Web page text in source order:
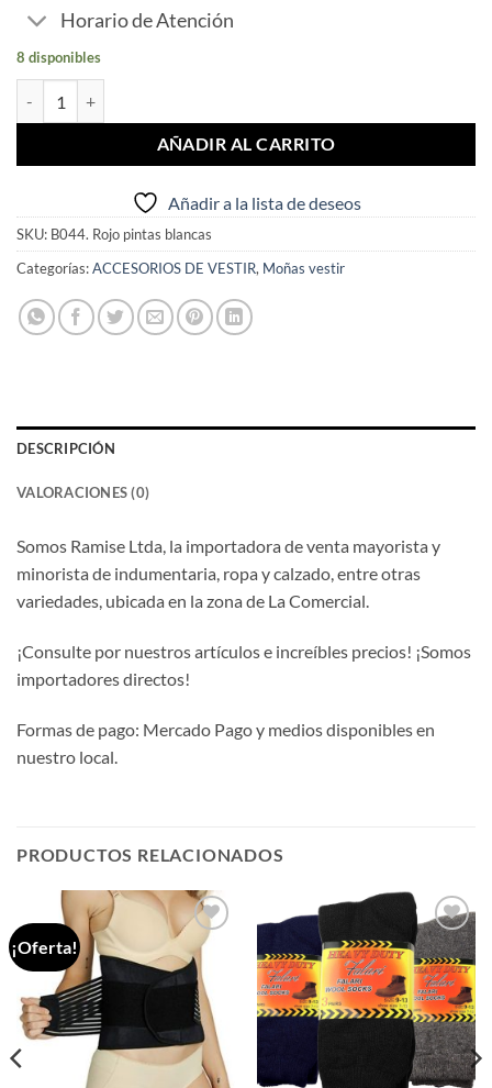
Horario de Atención
8 disponibles
AÑADIR AL CARRITO
Añadir a la lista de deseos
SKU: B044. Rojo pintas blancas
Categorías:ACCESORIOS DE VESTIR, Moñas vestir
DESCRIPCIÓN
VALORACIONES (0)
Somos Ramise Ltda, la importadora de venta mayorista y
minorista de indumentaria, ropa y calzado, entre otras
variedades, ubicada en la zona de La Comercial.
¡Consulte por nuestros artículos e increíbles precios! ¡Somos
importadores directos!
Formas de pago: Mercado Pago y medios disponibles en
nuestro local.
PRODUCTOS RELACIONADOS
¡Oferta!
Añadir
a la
lista de
deseos
Añadir
a la
lista de
deseos